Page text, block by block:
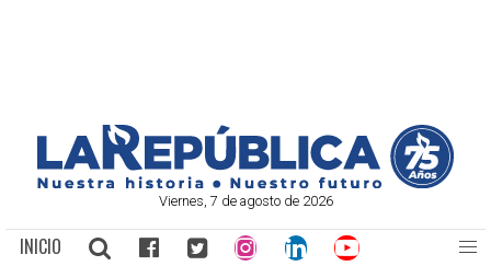
Viernes, 7 de agosto de 2026
INICIO